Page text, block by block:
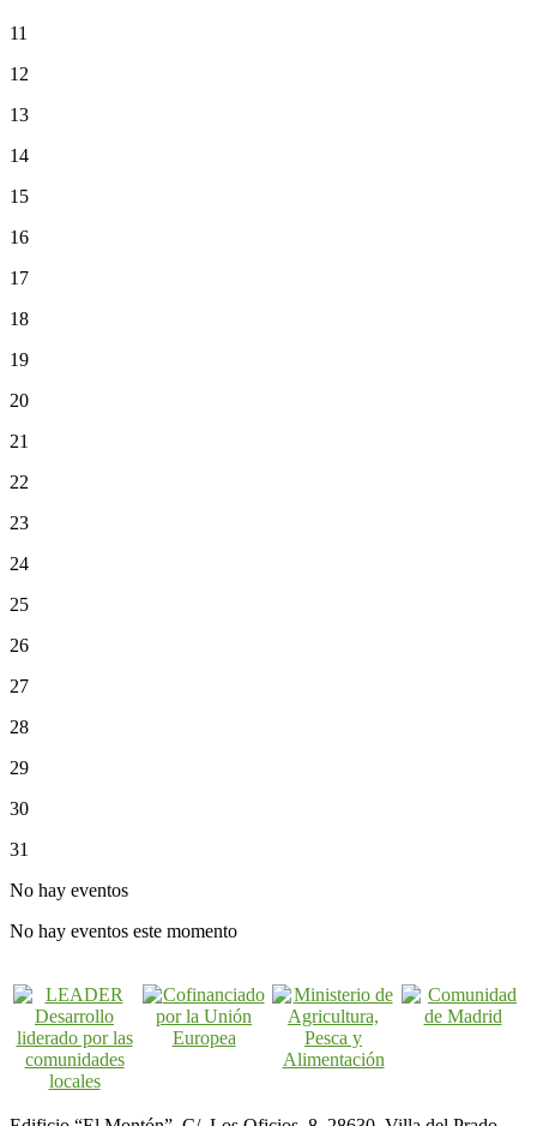
11
12
13
14
15
16
17
18
19
20
21
22
23
24
25
26
27
28
29
30
31
No hay eventos
No hay eventos este momento